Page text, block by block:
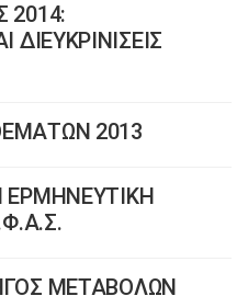
2014:
ΔΙΕΥΚΡΙΝΙΣΕΙΣ
2013
ΜΕΤΑΒΟΛΩΝ